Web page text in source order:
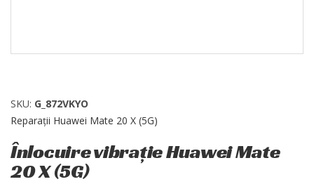
SKU: G_872VKYO
Reparații Huawei Mate 20 X (5G)
Înlocuire vibrație Huawei Mate
20 X (5G)